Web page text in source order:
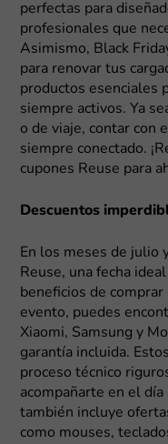
perfectas para
profesionales que
Asimismo, Black
para renovar tus
productos esenciales
siempre activos. Ya
o de viaje, contar con
siempre conectado.
cupones Reuse para
Descuentos
En los meses de julio
Reuse, una fecha
beneficios de
evento, puedes
Xiaomi, Samsung y
garantía incluida.
proceso técnico
acompañarte en el
también incluye
como mouses,